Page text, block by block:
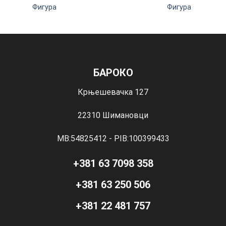
Фигура Фигура
БАРОКО
Крњешевачка 127
22310 Шимановци
MB:54825412 - PIB:100399433
+381 63 7098 358
+381 63 250 506
+381 22 481 757